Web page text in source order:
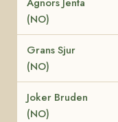
(NO)
Grans Sjur
(NO)
Joker Bruden
(NO)